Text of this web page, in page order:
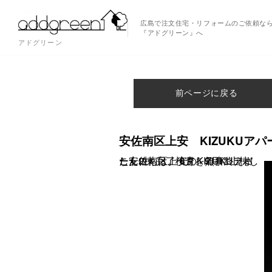
アドグリーン
広島で注文住宅・リフォームのご依頼な
『アドグリーン』へ
前ページに戻る
安佐南区上安 KIZUKUアパ
こんにちは。 8月、9月に上棟した安佐南区上安のKIZUKUアパート2棟 完了検査を無事終えました！